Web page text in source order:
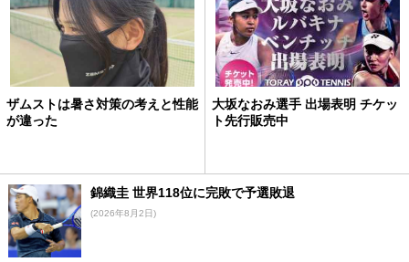
ザムストは暑さ対策の考えと性能
が違った
大坂なおみ選手 出場表明 チケッ
ト先行販売中
錦織圭 世界118位に完敗で予選敗退
(2026年8月2日)